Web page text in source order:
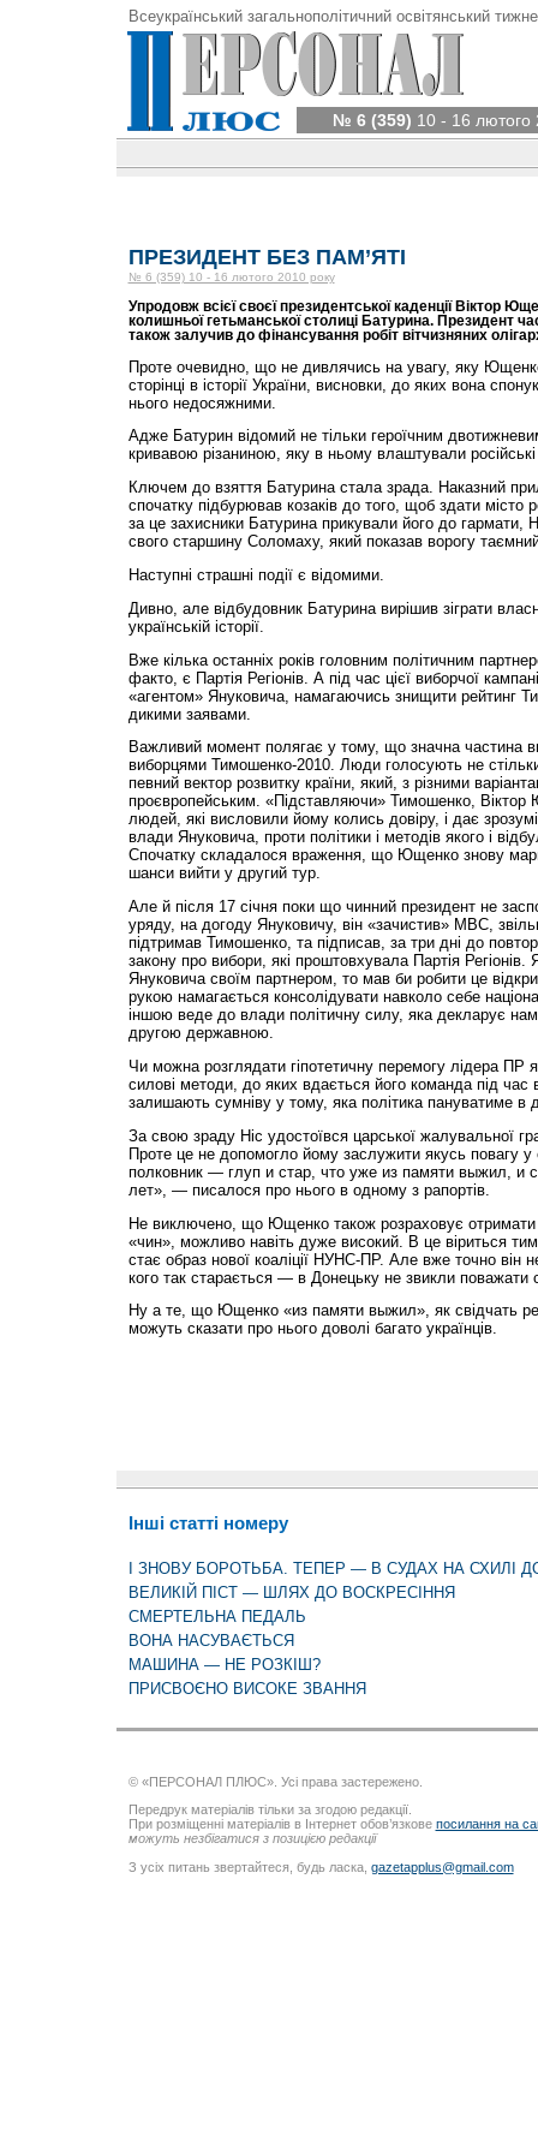
Всеукраїнський загальнополітичний освітянський
№ 6 (359) 10 - 16 лютого
ПРЕЗИДЕНТ БЕЗ ПАМ’ЯТІ
№ 6 (359) 10 - 16 лютого 2010 року
Упродовж всієї своєї президентської каденції Віктор
колишньої гетьманської столиці Батурина. Президент
також залучив до фінансування робіт вітчизняних
Проте очевидно, що не дивлячись на увагу, яку Ющенко
сторінці в історії України, висновки, до яких вона
нього недосяжними.
Адже Батурин відомий не тільки героїчним
кривавою різаниною, яку в ньому влаштували
Ключем до взяття Батурина стала зрада. Наказний
спочатку підбурював козаків до того, щоб здати місто
за це захисники Батурина прикували його до гармати,
свого старшину Соломаху, який показав ворогу
Наступні страшні події є відомими.
Дивно, але відбудовник Батурина вирішив зіграти
українській історії.
Вже кілька останніх років головним політичним
факто, є Партія Регіонів. А під час цієї виборчої
«агентом» Януковича, намагаючись знищити рейтинг
дикими заявами.
Важливий момент полягає у тому, що значна частина
виборцями Тимошенко-2010. Люди голосують не
певний вектор розвитку країни, який, з різними
проєвропейським. «Підставляючи» Тимошенко, Віктор
людей, які висловили йому колись довіру, і дає
влади Януковича, проти політики і методів якого і
Спочатку складалося враження, що Ющенко знову
шанси вийти у другий тур.
Але й після 17 січня поки що чинний президент не
уряду, на догоду Януковичу, він «зачистив» МВС,
підтримав Тимошенко, та підписав, за три дні до
закону про вибори, які проштовхувала Партія
Януковича своїм партнером, то мав би робити це
рукою намагається консолідувати навколо себе
іншою веде до влади політичну силу, яка декларує
другою державною.
Чи можна розглядати гіпотетичну перемогу лідера ПР
силові методи, до яких вдається його команда під час
залишають сумніву у тому, яка політика пануватиме в
За свою зраду Ніс удостоївся царської жалувальної
Проте це не допомогло йому заслужити якусь повагу у
полковник — глуп и стар, что уже из памяти выжил, и
лет», — писалося про нього в одному з рапортів.
Не виключено, що Ющенко також розраховує отримати
«чин», можливо навіть дуже високий. В це віриться
стає образ нової коаліції НУНС-ПР. Але вже точно він
кого так старається — в Донецьку не звикли поважати
Ну а те, що Ющенко «из памяти выжил», як свідчать
можуть сказати про нього доволі багато українців.
Інші статті номеру
І ЗНОВУ БОРОТЬБА. ТЕПЕР — В СУДАХ НА СХИЛІ
ВЕЛИКІЙ ПІСТ — ШЛЯХ ДО ВОСКРЕСІННЯ
СМЕРТЕЛЬНА ПЕДАЛЬ
ВОНА НАСУВАЄТЬСЯ
МАШИНА — НЕ РОЗКІШ?
ПРИСВОЄНО ВИСОКЕ ЗВАННЯ
© «ПЕРСОНАЛ ПЛЮС». Усі права застережено.
Передрук матеріалів тільки за згодою редакції.
При розміщенні матеріалів в Інтернет обов’язкове посилання на
можуть незбігатися з позицією редакції
З усіх питань звертайтеся, будь ласка, gazetapplus@gmail.com